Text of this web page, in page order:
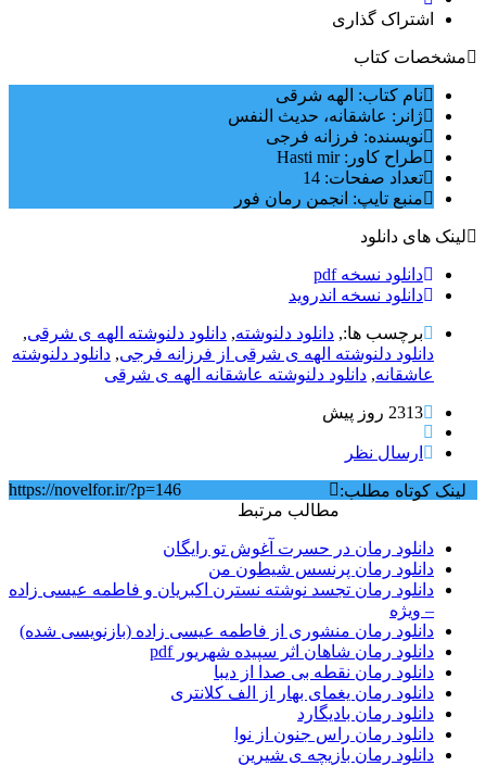
اشتراک گذاری
مشخصات کتاب
نام کتاب: الهه شرقی
ژانر: عاشقانه، حدیث النفس
نویسنده: فرزانه فرجی
طراح کاور: Hasti mir
تعداد صفحات: 14
منبع تایپ: انجمن رمان فور
لینک های دانلود
دانلود نسخه pdf
دانلود نسخه اندروید
برچسب ها:, دانلود دلنوشته, دانلود دلنوشته الهه ی شرقی,
دانلود دلنوشته الهه ی شرقی از فرزانه فرجی, دانلود دلنوشته
عاشقانه, دانلود دلنوشته عاشقانه الهه ی شرقی
2313 روز پيش
ارسال نظر
https://novelfor.ir/?p=146
لینک کوتاه مطلب:
مطالب مرتبط
دانلود رمان در حسرت آغوش تو رایگان
دانلود رمان پرنسس شیطون من
دانلود رمان تجسد نوشته نسترن اکبریان و فاطمه عیسی زاده
– ویژه
دانلود رمان منشوری از فاطمه عیسی زاده (بازنویسی شده)
دانلود رمان شاهان اثر سپیده شهریور pdf
دانلود رمان نقطه بی صدا از دیبا
دانلود رمان یغمای بهار از الف کلانتری
دانلود رمان بادیگارد
دانلود رمان راس جنون از نوا
دانلود رمان بازیچه ی شیرین